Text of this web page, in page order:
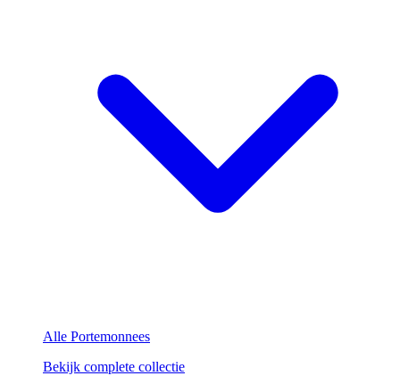
Alle Portemonnees
Bekijk complete collectie